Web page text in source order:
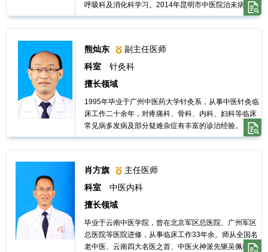
教
公
呼吸科及消化科学习。2014年昆明市中医院治未病科、
中医专家门诊进修，师承姚氏医学第七代主要传承人徐
涟主任。2020年至云南省中医院肿瘤科进修学习。对内
验。
熊灿东
副主任医师
科室
针灸科
擅长领域
1995年毕业于广州中医药大学针灸系，从事中医针灸临
床工作二十余年，对疼痛科、骨科、内科、妇科等临床
常见病多发病及部分疑难杂症有丰富的诊治经验。
肖方旗
主任医师
科室
中医内科
擅长领域
毕业于云南中医学院，曾在北京军区总医院、广州军区
总医院等医院进修，从事临床工作33年余。师从全国名
老中医、云南四大名医之首、中医火神派先驱吴佩衡-吴